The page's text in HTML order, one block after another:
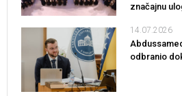
značajnu
14.07.2026
odbranio